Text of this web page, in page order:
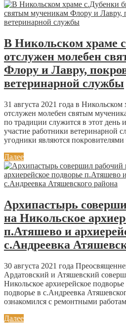
В Никольском храме
отслужен молебен
Флору и Лавру,
ветеринарной службы
31 августа 2021 года в
отслужен молебен святым
по традиции служится в этот день
участие работники ветеринарной
угодники являются
Далее
Архипастырь
на Никольское
п.Атяшево и
с.Андреевка
30 августа 2021 года
Ардатовский и Атяшевский
Никольское архиерейское
подворье в с.Андреевка
ознакомился с ремонтными
Далее